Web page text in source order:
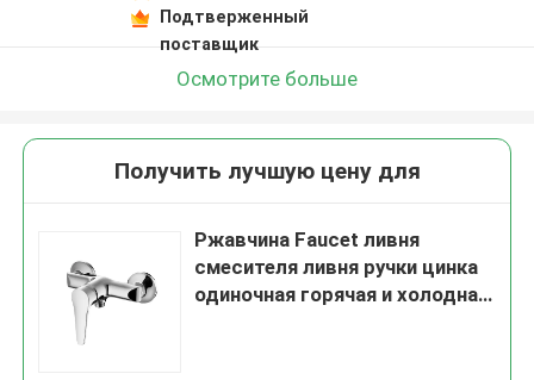
Подтверженный
поставщик
Осмотрите больше
Получить лучшую цену для
Ржавчина Faucet ливня
смесителя ливня ручки цинка
одиночная горячая и холодная